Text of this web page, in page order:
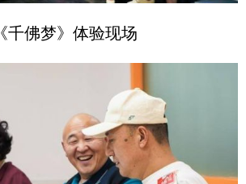
《千佛梦》体验现场